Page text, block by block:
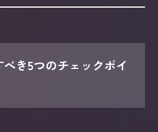
き5つのチェックポイ